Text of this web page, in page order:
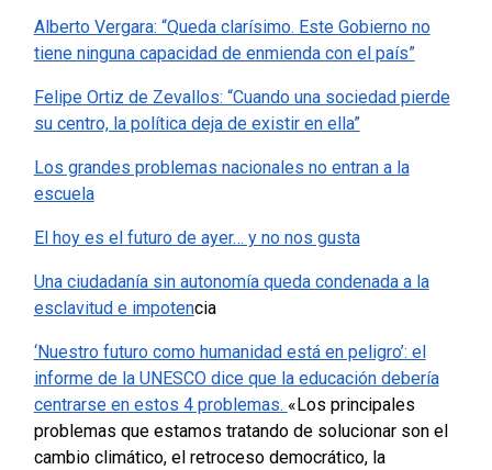
Alberto Vergara: “Queda clarísimo. Este Gobierno no
tiene ninguna capacidad de enmienda con el país”
Felipe Ortiz de Zevallos: “Cuando una sociedad pierde
su centro, la política deja de existir en ella”
Los grandes problemas nacionales no entran a la
escuela
El hoy es el futuro de ayer… y no nos gusta
Una ciudadanía sin autonomía queda condenada a la
esclavitud e impotencia
‘Nuestro futuro como humanidad está en peligro’: el
informe de la UNESCO dice que la educación debería
centrarse en estos 4 problemas. «Los principales
problemas que estamos tratando de solucionar son el
cambio climático, el retroceso democrático, la